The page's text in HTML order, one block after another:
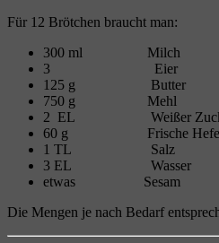
Für 12 Brötchen braucht man:
300 ml Milch
3 Eier
125 g Butter
750 g Mehl
2 EL Weißer
60 g Frische Hefe
1 TL Salz
3 EL Wasser
etwas Sesam
Die Mengen je nach Bedarf